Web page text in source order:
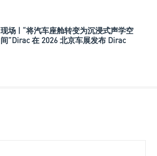
现场 | “将汽车座舱转变为沉浸式声学空
间”Dirac 在 2026 北京车展发布 Dirac